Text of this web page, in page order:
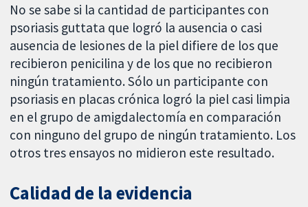
No se sabe si la cantidad de participantes con
psoriasis guttata que logró la ausencia o casi
ausencia de lesiones de la piel difiere de los que
recibieron penicilina y de los que no recibieron
ningún tratamiento. Sólo un participante con
psoriasis en placas crónica logró la piel casi limpia
en el grupo de amigdalectomía en comparación
con ninguno del grupo de ningún tratamiento. Los
otros tres ensayos no midieron este resultado.
Calidad de la evidencia